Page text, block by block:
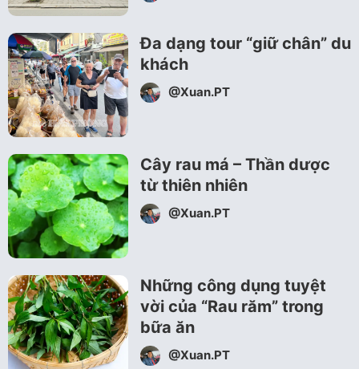
Đa dạng tour “giữ chân” du
khách
@Xuan.PT
Cây rau má – Thần dược
từ thiên nhiên
@Xuan.PT
Những công dụng tuyệt
vời của “Rau răm” trong
bữa ăn
@Xuan.PT